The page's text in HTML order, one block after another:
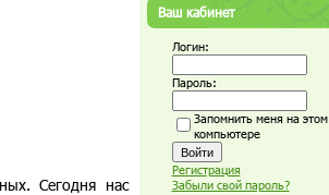
Сегодня нас
Ваш кабинет
Логин:
Пароль:
Запомнить меня на этом
компьютере
Регистрация
Забыли свой пароль?